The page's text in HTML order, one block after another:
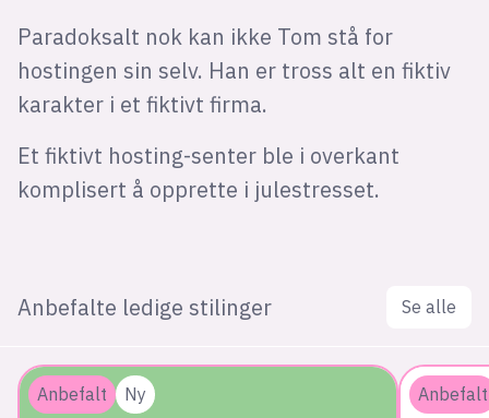
Paradoksalt nok kan ikke Tom stå for
hostingen sin selv. Han er tross alt en fiktiv
karakter i et fiktivt firma.
Et fiktivt hosting-senter ble i overkant
komplisert å opprette i julestresset.
Anbefalte ledige stilinger Se alle
Anbefalt Ny Anbefalt